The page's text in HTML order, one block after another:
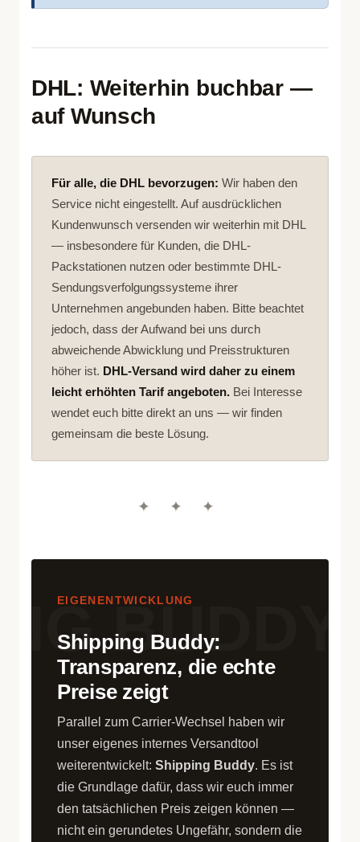
DHL: Weiterhin buchbar —
auf Wunsch
Für alle, die DHL bevorzugen: Wir haben den
Service nicht eingestellt. Auf ausdrücklichen
Kundenwunsch versenden wir weiterhin mit DHL
— insbesondere für Kunden, die DHL-
Packstationen nutzen oder bestimmte DHL-
Sendungsverfolgungssysteme ihrer
Unternehmen angebunden haben. Bitte beachtet
jedoch, dass der Aufwand bei uns durch
abweichende Abwicklung und Preisstrukturen
höher ist. DHL-Versand wird daher zu einem
leicht erhöhten Tarif angeboten. Bei Interesse
wendet euch bitte direkt an uns — wir finden
gemeinsam die beste Lösung.
✦ ✦ ✦
EIGENENTWICKLUNG
Shipping Buddy:
Transparenz, die echte
Preise zeigt
Parallel zum Carrier-Wechsel haben wir
unser eigenes internes Versandtool
weiterentwickelt: Shipping Buddy. Es ist
die Grundlage dafür, dass wir euch immer
den tatsächlichen Preis zeigen können —
nicht ein gerundetes Ungefähr, sondern die